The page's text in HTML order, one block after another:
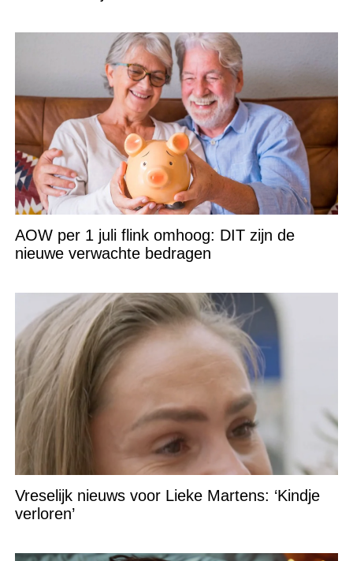
AOW per 1 juli flink omhoog: DIT zijn de
nieuwe verwachte bedragen
Vreselijk nieuws voor Lieke Martens: ‘Kindje
verloren’